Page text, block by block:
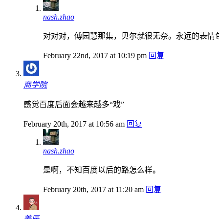
nash.zhao
对对对，傅园慧那集，贝尔就很无奈。永远的表情
February 22nd, 2017 at 10:19 pm 回复
商学院
感觉百度后面会越来越多“戏”
February 20th, 2017 at 10:56 am 回复
nash.zhao
是啊，不知百度以后的路怎么样。
February 20th, 2017 at 11:20 am 回复